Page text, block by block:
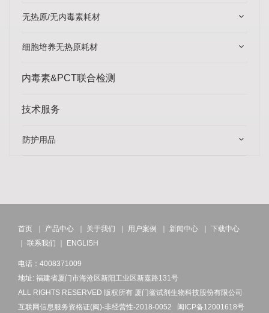
无热原/无内毒素耗材
细胞培养无热原耗材
内毒素&PCT联合检测
技术服务
防护用品
首页 ｜ 产品中心 ｜ 关于我们 ｜ 用户案例 ｜ 新闻中心 ｜ 下载中心
｜ 联系我们 ｜ ENGLISH
电话：4008371009
地址: 福建省厦门市海沧区新阳工业区新嘉路131号
ALL RIGHTS RESERVED 版权所有 厦门鲎试剂生物科技股份有限公司
互联网信息服务资格证(闽)-非经营性-2018-0052 闽ICP备12001618号